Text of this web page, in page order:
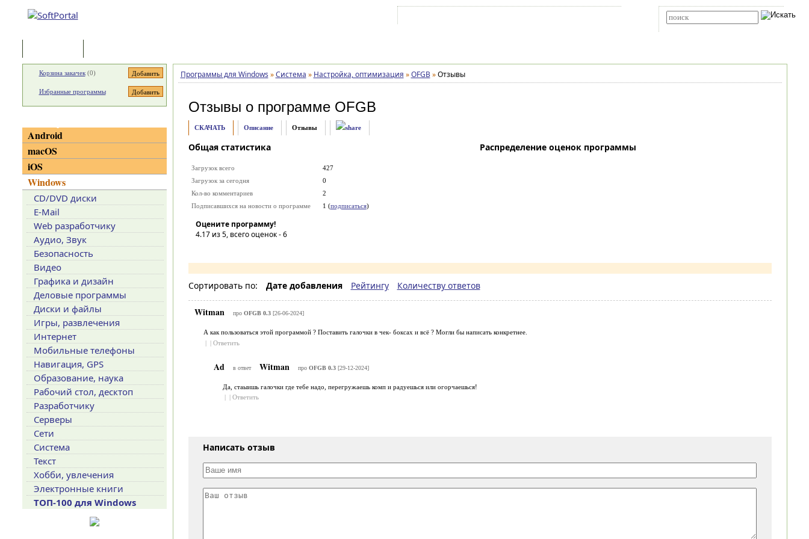
Программы для Windows » Система » Настройка, оптимизация » OFGB » Отзывы
Отзывы о программе OFGB
СКАЧАТЬ Описание Отзывы
Общая статистика
Загрузок всего
427
Загрузок за сегодня
0
Кол-во комментариев
2
Подписавшихся на новости о программе
1 (подписаться)
Оцените программу!
4.17из 5, всего оценок -6
Распределение оценок программы
Сортировать по: Дате добавления Рейтингу Количеству ответов
Witman про OFGB 0.3[26-06-2024]
А как пользоваться этой программой ? Поставить галочки в чек- боксах и всё ? Могли бы написать конкретнее.
| | Ответить
Ad в ответ Witman про OFGB 0.3[29-12-2024]
Да, стаыишь галочки где тебе надо, перегружаешь комп и радуешься или огорчаешься!
| | Ответить
Написать отзыв
Корзина закачек(0)
Избранные программы
Android
macOS
iOS
Windows
CD/DVD диски
E-Mail
Web разработчику
Аудио, Звук
Безопасность
Видео
Графика и дизайн
Деловые программы
Диски и файлы
Игры, развлечения
Интернет
Мобильные телефоны
Навигация, GPS
Образование, наука
Рабочий стол, десктоп
Разработчику
Серверы
Сети
Система
Текст
Хобби, увлечения
Электронные книги
ТОП-100 для Windows